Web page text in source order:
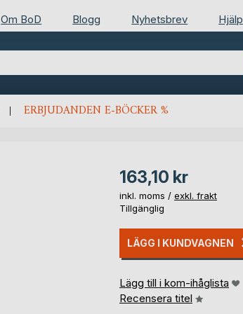
Om BoD Blogg Nyhetsbrev Hjälp
ERBJUDANDEN E-BÖCKER %
163,10 kr
inkl. moms / exkl. frakt
Tillgänglig
LÄGG I KUNDVAGNEN
Lägg till i kom-ihåglista
Recensera titel